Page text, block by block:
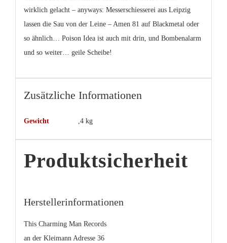
wirklich gelacht – anyways: Messerschiesserei aus Leipzig
lassen die Sau von der Leine – Amen 81 auf Blackmetal oder
so ähnlich… Poison Idea ist auch mit drin, und Bombenalarm
und so weiter… geile Scheibe!
Zusätzliche Informationen
Gewicht ,4 kg
Produktsicherheit
Herstellerinformationen
This Charming Man Records
an der Kleimann Adresse 36